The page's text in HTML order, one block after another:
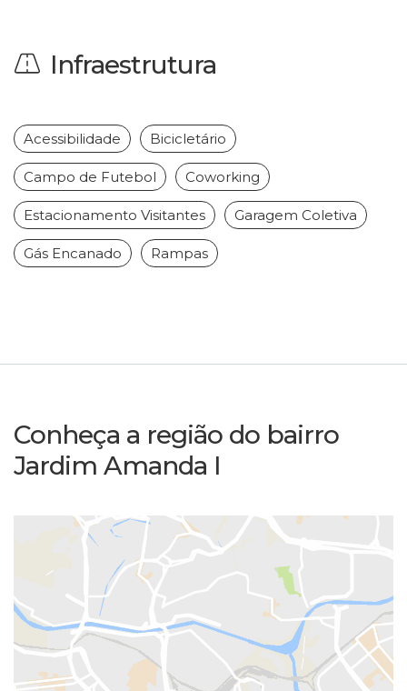
Infraestrutura
Acessibilidade Bicicletário
Campo de Futebol Coworking
Estacionamento Visitantes Garagem Coletiva
Gás Encanado Rampas
Conheça a região do bairro
Jardim Amanda I